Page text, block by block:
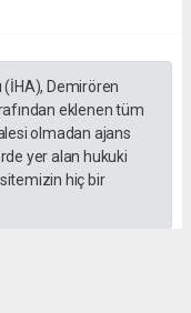
(İHA), Demirören
eklenen tüm
olmadan ajans
yer alan hukuki
hiç bir